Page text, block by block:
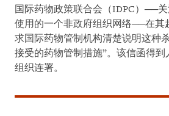
国际药物政策联合会（IDPC）──
使用的一个非政府组织网络──在其
求国际药物管制机构清楚说明这种
接受的药物管制措施”。该信函得
组织连署。